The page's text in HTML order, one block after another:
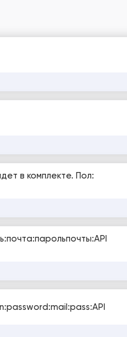
в комплекте. Пол: